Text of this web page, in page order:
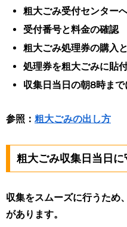
粗大ごみ受付センター
受付番号と料金の確認
粗大ごみ処理券の購入
処理券を粗大ごみに貼
収集日当日の朝8時まで
参照： 粗大ごみの出し方
粗大ごみ収集日当日
収集をスムーズに行うため
があります。